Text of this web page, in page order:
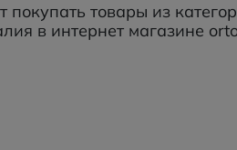
покупать товары из
в интернет магазине